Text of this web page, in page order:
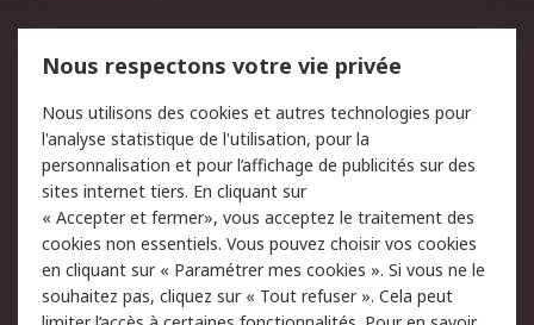
du site
Politique de protection
des données - Mise à
jour
Sécurité des E-mails
Conditions générales
de vente
Politique anti-
corruption
Campagnes marketing
Nous respectons votre vie privée
Nous utilisons des cookies et autres technologies pour
l'analyse statistique de l'utilisation, pour la
personnalisation et pour l’affichage de publicités sur des
sites internet tiers. En cliquant sur
« Accepter et fermer», vous acceptez le traitement des
cookies non essentiels. Vous pouvez choisir vos cookies
en cliquant sur « Paramétrer mes cookies ». Si vous ne le
souhaitez pas, cliquez sur « Tout refuser ». Cela peut